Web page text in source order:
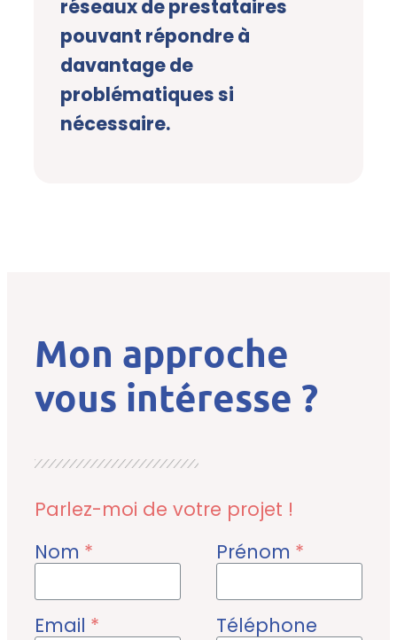
réseaux de prestataires
pouvant répondre à
davantage de
problématiques si
nécessaire.
Mon approche
vous intéresse ?
Parlez-moi de votre projet !
Nom * Prénom *
Email * Téléphone